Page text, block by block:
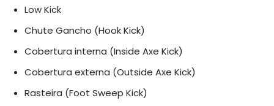
Low Kick
Chute Gancho (Hook Kick)
Cobertura interna (Inside Axe Kick)
Cobertura externa (Outside Axe Kick)
Rasteira (Foot Sweep Kick)